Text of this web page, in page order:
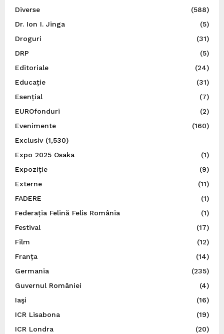
Diverse
(588)
Dr. Ion I. Jinga
(5)
Droguri
(31)
DRP
(5)
Editoriale
(24)
Educație
(31)
Esențial
(7)
EUROfonduri
(2)
Evenimente
(160)
Exclusiv(1,530)
Expo 2025 Osaka
(1)
Expoziție
(9)
Externe
(11)
FADERE
(1)
Federația Felină Felis România
(1)
Festival
(17)
Film
(12)
Franța
(14)
Germania
(235)
Guvernul României
(4)
Iaşi
(16)
ICR Lisabona
(19)
ICR Londra
(20)